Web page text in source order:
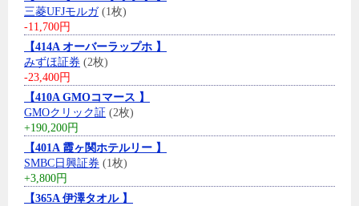
三菱UFJモルガ(1枚)
-11,700円
【414A オーバーラップホ 】
みずほ証券 (2枚)
-23,400円
【410A GMOコマース 】
GMOクリック証 (2枚)
+190,200円
【401A 霞ヶ関ホテルリー 】
SMBC日興証券 (1枚)
+3,800円
【365A 伊澤タオル 】